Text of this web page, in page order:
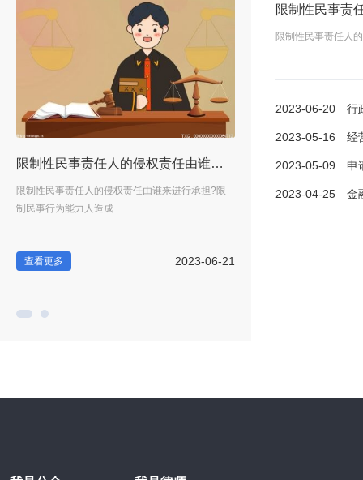
限制性民事责任人的侵权责任由谁来进行承担？限制民事行为能力的人有哪些？_全球快看
限制性民事责任人的侵权责任由谁来进行承担?限
制民事行为能力人造成
查看更多 2023-06-21
一、行政处罚一般由什么的
限制性民事责任人
2023-06-20 行政处
2023-05-16 经营
2023-05-09 申请劳动
2023-04-25 金融合